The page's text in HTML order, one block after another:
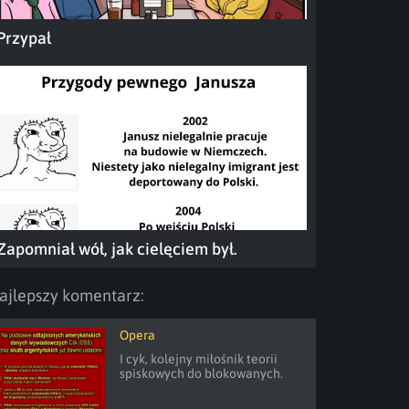
wół, jak cielęciem był.
komentarz:
Opera
I cyk, kolejny miłośnik teorii
spiskowych do blokowanych.